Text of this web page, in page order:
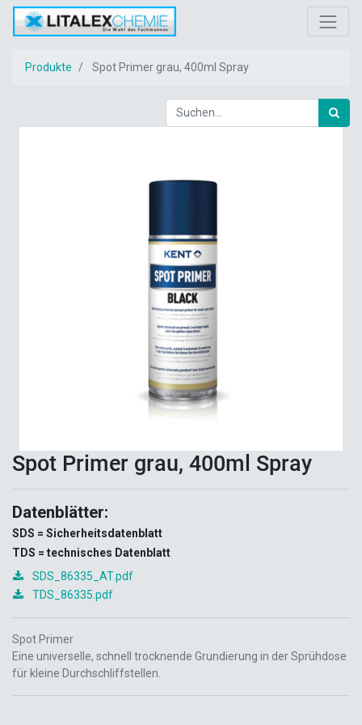
Produkte Spot Primer grau, 400ml Spray
Spot Primer grau, 400ml Spray
Datenblätter:
SDS = Sicherheitsdatenblatt
TDS = technisches Datenblatt
SDS_86335_AT.pdf
TDS_86335.pdf
Spot Primer
Eine universelle, schnell trocknende Grundierung in der Sprühdose
für kleine Durchschliffstellen.